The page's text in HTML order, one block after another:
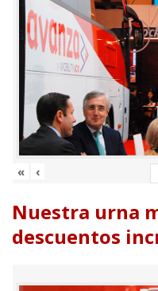
« ‹
Nuestra urna
descuentos